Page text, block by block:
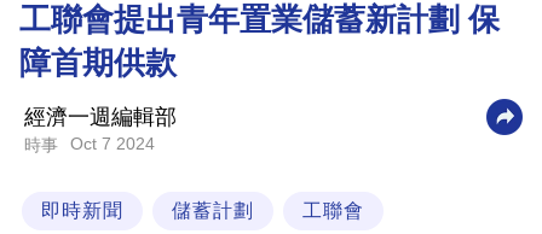
財
商
業
科
工聯會提出青年置業儲蓄新計劃 保
障首期供款
經濟一週編輯部
時事 Oct 7 2024
即時新聞 儲蓄計劃 工聯會